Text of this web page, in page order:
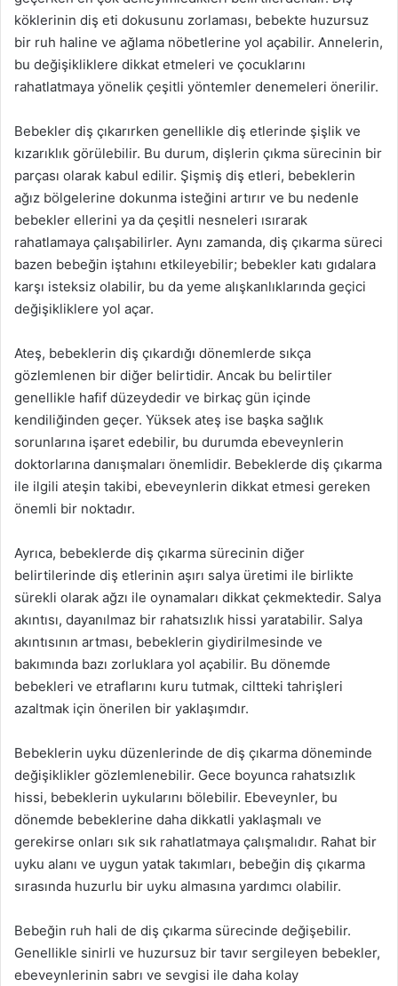
köklerinin diş eti dokusunu zorlaması, bebekte huzursuz
bir ruh haline ve ağlama nöbetlerine yol açabilir. Annelerin,
bu değişikliklere dikkat etmeleri ve çocuklarını
rahatlatmaya yönelik çeşitli yöntemler denemeleri önerilir.
Bebekler diş çıkarırken genellikle diş etlerinde şişlik ve
kızarıklık görülebilir. Bu durum, dişlerin çıkma sürecinin bir
parçası olarak kabul edilir. Şişmiş diş etleri, bebeklerin
ağız bölgelerine dokunma isteğini artırır ve bu nedenle
bebekler ellerini ya da çeşitli nesneleri ısırarak
rahatlamaya çalışabilirler. Aynı zamanda, diş çıkarma süreci
bazen bebeğin iştahını etkileyebilir; bebekler katı gıdalara
karşı isteksiz olabilir, bu da yeme alışkanlıklarında geçici
değişikliklere yol açar.
Ateş, bebeklerin diş çıkardığı dönemlerde sıkça
gözlemlenen bir diğer belirtidir. Ancak bu belirtiler
genellikle hafif düzeydedir ve birkaç gün içinde
kendiliğinden geçer. Yüksek ateş ise başka sağlık
sorunlarına işaret edebilir, bu durumda ebeveynlerin
doktorlarına danışmaları önemlidir. Bebeklerde diş çıkarma
ile ilgili ateşin takibi, ebeveynlerin dikkat etmesi gereken
önemli bir noktadır.
Ayrıca, bebeklerde diş çıkarma sürecinin diğer
belirtilerinde diş etlerinin aşırı salya üretimi ile birlikte
sürekli olarak ağzı ile oynamaları dikkat çekmektedir. Salya
akıntısı, dayanılmaz bir rahatsızlık hissi yaratabilir. Salya
akıntısının artması, bebeklerin giydirilmesinde ve
bakımında bazı zorluklara yol açabilir. Bu dönemde
bebekleri ve etraflarını kuru tutmak, ciltteki tahrişleri
azaltmak için önerilen bir yaklaşımdır.
Bebeklerin uyku düzenlerinde de diş çıkarma döneminde
değişiklikler gözlemlenebilir. Gece boyunca rahatsızlık
hissi, bebeklerin uykularını bölebilir. Ebeveynler, bu
dönemde bebeklerine daha dikkatli yaklaşmalı ve
gerekirse onları sık sık rahatlatmaya çalışmalıdır. Rahat bir
uyku alanı ve uygun yatak takımları, bebeğin diş çıkarma
sırasında huzurlu bir uyku almasına yardımcı olabilir.
Bebeğin ruh hali de diş çıkarma sürecinde değişebilir.
Genellikle sinirli ve huzursuz bir tavır sergileyen bebekler,
ebeveynlerinin sabrı ve sevgisi ile daha kolay